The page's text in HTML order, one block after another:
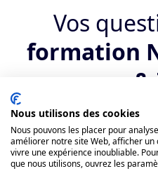
Vos
formation
&
Qui peut suivre la
Quels sont les
bootcamp No Code
Nous utilisons des cookies
Nous pouvons les placer pour
améliorer notre site Web, afficher
vivre une expérience inoubliable.
que nous utilisons, ouvrez les